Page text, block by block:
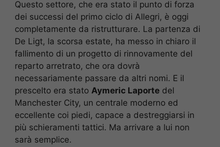
Questo settore, che era stato il punto di forza
dei successi del primo ciclo di Allegri, è oggi
completamente da ristrutturare. La partenza di
De Ligt, la scorsa estate, ha messo in chiaro il
fallimento di un progetto di rinnovamente del
reparto arretrato, che ora dovrà
necessariamente passare da altri nomi. E il
prescelto era stato Aymeric Laporte del
Manchester City, un centrale moderno ed
eccellente coi piedi, capace a destreggiarsi in
più schieramenti tattici. Ma arrivare a lui non
sarà semplice.